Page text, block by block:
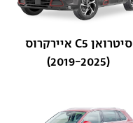
סיטרואן C5 איירקרוס
(2019-2025)